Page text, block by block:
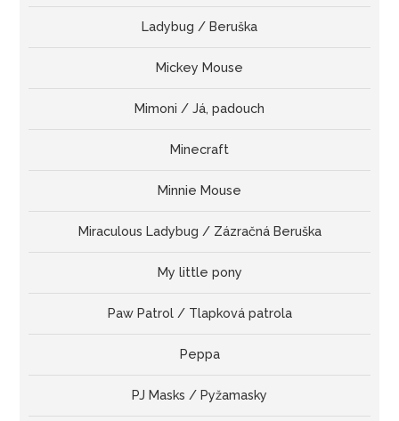
Ladybug / Beruška
Mickey Mouse
Mimoni / Já, padouch
Minecraft
Minnie Mouse
Miraculous Ladybug / Zázračná Beruška
My little pony
Paw Patrol / Tlapková patrola
Peppa
PJ Masks / Pyžamasky